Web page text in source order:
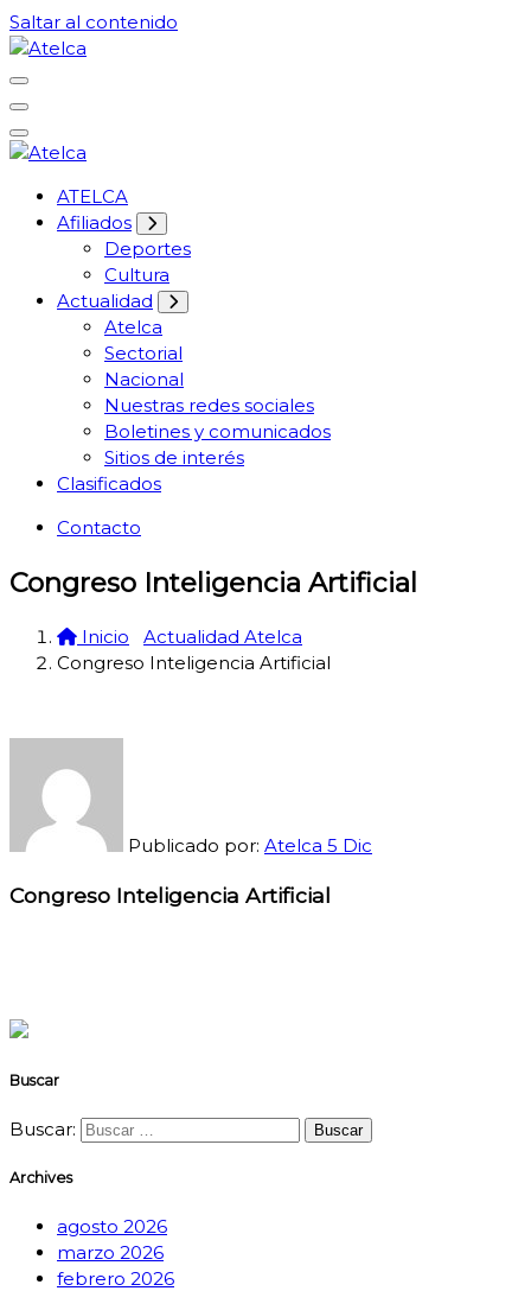
Saltar al contenido
Atelca
61 años Conocimiento, movilización y lucha
Atelca
61 años Conocimiento, movilización y lucha
ATELCA
Afiliados
Deportes
Cultura
Actualidad
Atelca
Sectorial
Nacional
Nuestras redes sociales
Boletines y comunicados
Sitios de interés
Clasificados
Contacto
Congreso Inteligencia Artificial
Inicio
Actualidad Atelca
Congreso Inteligencia Artificial
Publicado por: Atelca 5 Dic
Congreso Inteligencia Artificial
Buscar
Buscar:
Archives
agosto 2026
marzo 2026
febrero 2026